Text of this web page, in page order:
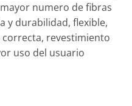
numero de fibras
y durabilidad, flexible,
revestimiento
uso del usuario